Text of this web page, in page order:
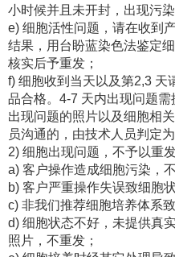
小时候并且未开封，出现污染
e) 细胞活性问题，请在收到
结果，用台盼蓝染色法鉴定
核实后予重发；
f) 细胞收到当天以及第2,3 天
品合格。4-7 天内出现问题
出现问题的照片以及细胞相
员沟通的，由技术人员判定
2) 细胞出现问题，不予以重
a) 客户操作造成细胞污染，不
b) 客户严重操作失误致细胞
c) 非我们推荐细胞培养体系
d) 细胞状态不好，未提供真
照片，不重发；